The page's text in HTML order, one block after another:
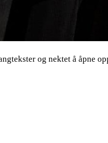
og nektet å åpne